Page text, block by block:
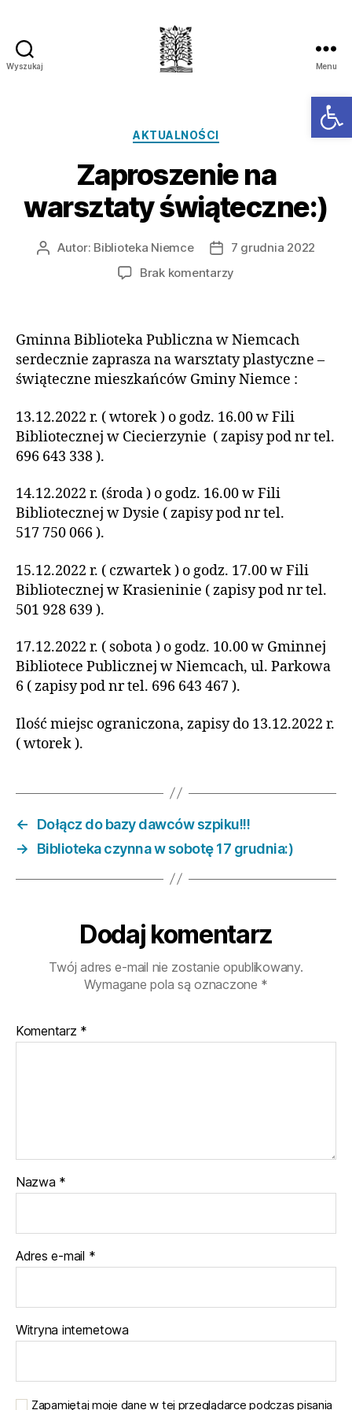
Wyszukaj Menu
AKTUALNOŚCI
Zaproszenie na
warsztaty świąteczne:)
Autor: Biblioteka Niemce
7 grudnia 2022
Brak komentarzy
Gminna Biblioteka Publiczna w Niemcach
serdecznie zaprasza na warsztaty plastyczne –
świąteczne mieszkańców Gminy Niemce :
13.12.2022 r. ( wtorek ) o godz. 16.00 w Fili
Bibliotecznej w Ciecierzynie ( zapisy pod nr tel.
696 643 338 ).
14.12.2022 r. (środa ) o godz. 16.00 w Fili
Bibliotecznej w Dysie ( zapisy pod nr tel.
517 750 066 ).
15.12.2022 r. ( czwartek ) o godz. 17.00 w Fili
Bibliotecznej w Krasieninie ( zapisy pod nr tel.
501 928 639 ).
17.12.2022 r. ( sobota ) o godz. 10.00 w Gminnej
Bibliotece Publicznej w Niemcach, ul. Parkowa
6 ( zapisy pod nr tel. 696 643 467 ).
Ilość miejsc ograniczona, zapisy do 13.12.2022 r.
( wtorek ).
←
Dołącz do bazy dawców szpiku!!!
→
Biblioteka czynna w sobotę 17 grudnia:)
Dodaj komentarz
Twój adres e-mail nie zostanie opublikowany.
Wymagane pola są oznaczone *
Komentarz *
Nazwa *
Adres e-mail *
Witryna internetowa
Zapamiętaj moje dane w tej przeglądarce podczas pisania